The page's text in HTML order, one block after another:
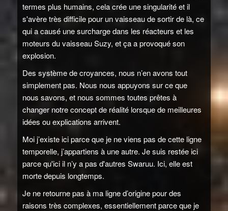
termes plus humains, cela crée une singularité et il
s'avère très difficile pour un vaisseau de sortir de là, ce
qui a causé une surcharge dans les réacteurs et les
moteurs du vaisseau Suzy, et ça a provoqué son
explosion.
Des système de croyances, nous n’en avons tout
simplement pas. Nous nous appuyons sur ce que
nous savons, et nous sommes toutes prêtes à
changer notre concept de réalité lorsque de meilleures
idées ou explications arrivent.
Moi j’existe ici parce que je ne viens pas de cette ligne
temporelle, j’appartiens à une autre. Je suis restée ici
parce qu'ici il n’y a pas d'autres Swaruu. Ici, elle est
morte depuis longtemps.
Je ne retourne pas à ma ligne d’origine pour des
raisons très complexes, essentiellement parce que je